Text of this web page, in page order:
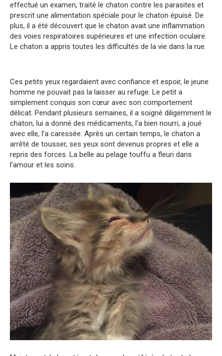
effectué un examen, traité le chaton contre les parasites et
prescrit une alimentation spéciale pour le chaton épuisé. De
plus, il a été découvert que le chaton avait une inflammation
des voies respiratoires supérieures et une infection oculaire.
Le chaton a appris toutes les difficultés de la vie dans la rue.
Ces petits yeux regardaient avec confiance et espoir, le jeune
homme ne pouvait pas la laisser au refuge. Le petit a
simplement conquis son cœur avec son comportement
délicat. Pendant plusieurs semaines, il a soigné diligemment le
chaton, lui a donné des médicaments, l’a bien nourri, a joué
avec elle, l’a caressée. Après un certain temps, le chaton a
arrêté de tousser, ses yeux sont devenus propres et elle a
repris des forces. La belle au pelage touffu a fleuri dans
l’amour et les soins.